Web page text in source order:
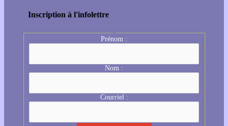
Inscription à l'infolettre
Prénom :
Nom :
Courriel :